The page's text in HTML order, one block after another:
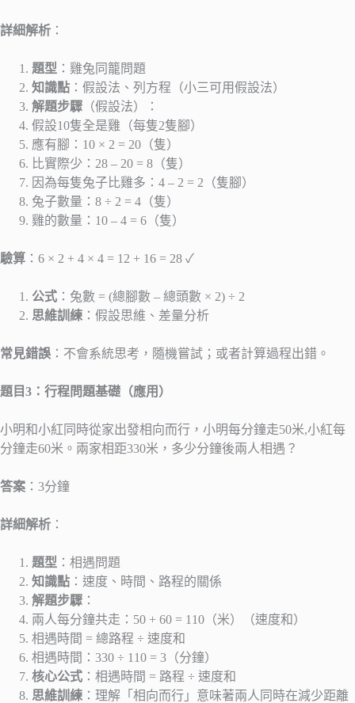
詳細解析 ：
題型 ：雞兔同籠問題
知識點 ：假設法、列方程（小三可用假設法）
解題步驟 （假設法）：
假設10隻全是雞（每隻2隻腳）
應有腳：10 × 2 = 20（隻）
比實際少：28 – 20 = 8（隻）
因為每隻兔子比雞多：4 – 2 = 2（隻腳）
兔子數量：8 ÷ 2 = 4（隻）
雞的數量：10 – 4 = 6（隻）
驗算 ：6 × 2 + 4 × 4 = 12 + 16 = 28 ✓
公式 ：兔數 = (總腳數 – 總頭數 × 2) ÷ 2
思維訓練 ：假設思維、差量分析
常見錯誤 ：不會系統思考，隨機嘗試；或者計算過程出錯。
題目3：行程問題基礎（應用）
小明和小紅同時從家出發相向而行，小明每分鐘走50米,小紅每
分鐘走60米。兩家相距330米，多少分鐘後兩人相遇？
答案 ：3分鐘
詳細解析 ：
題型 ：相遇問題
知識點 ：速度、時間、路程的關係
解題步驟 ：
兩人每分鐘共走：50 + 60 = 110（米）（速度和）
相遇時間 = 總路程 ÷ 速度和
相遇時間：330 ÷ 110 = 3（分鐘）
核心公式 ：相遇時間 = 路程 ÷ 速度和
思維訓練 ：理解「相向而行」意味著兩人同時在減少距離